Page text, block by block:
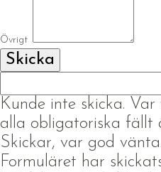
Övrigt
Kunde inte skicka.
alla obligatoriska fällt
Skickar, var god
Formuläret har